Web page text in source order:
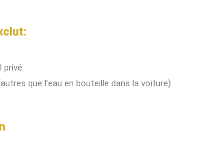
privé
que l’eau en bouteille dans la voiture)